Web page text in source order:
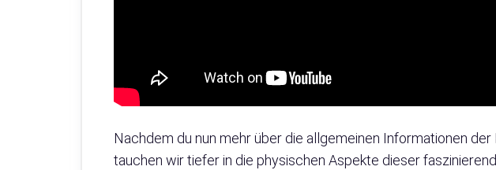
Nachdem du nun mehr über die allgemeinen Informationen
tauchen wir tiefer in die physischen Aspekte dieser